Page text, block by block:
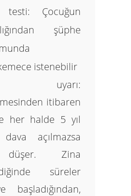
testi: Çocuğun
şüphe
istenebilir
uyarı:
itibaren
her halde 5 yıl
açılmazsa
Zina
süreler
başladığından,